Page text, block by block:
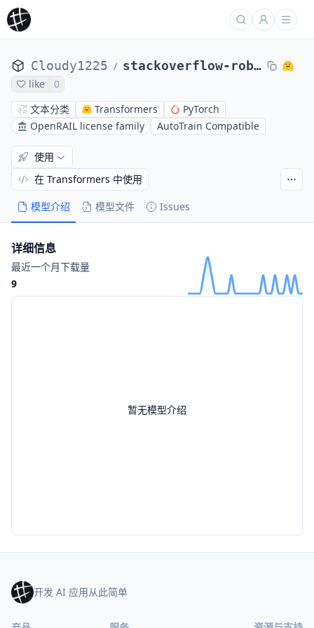
Cloudy1225 / stackoverflow-roberta-base-sentiment
like
0
文本分类
Transformers
PyTorch
OpenRAIL license family
AutoTrain Compatible
模型介绍 模型文件 Issues
使用
在 Transformers 中使用
暂无模型介绍
详细信息
最近一个月下载量
9
开发 AI 应用从此简单